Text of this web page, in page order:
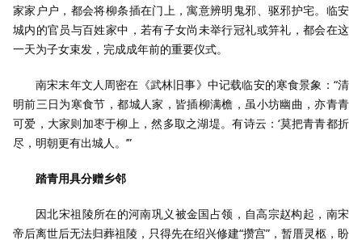
家家户户，都会将柳条插在门上，寓意辨明鬼邪、驱邪护宅。临安
城内的官员与百姓家中，若有子女尚未举行冠礼或笄礼，都会在这
一天为子女束发，完成成年前的重要仪式。
南宋末年文人周密在《武林旧事》中记载临安的寒食景象：“清
明前三日为寒食节，都城人家，皆插柳满檐，虽小坊幽曲，亦青青
可爱，大家则加枣于柳上，然多取之湖堤。有诗云：‘莫把青青都折
尽，明朝更有出城人。’”
踏青用具分赠乡邻
因北宋祖陵所在的河南巩义被金国占领，自高宗赵构起，南宋
帝后离世后无法归葬祖陵，只得先在绍兴修建“攒宫”，暂厝灵柩，盼